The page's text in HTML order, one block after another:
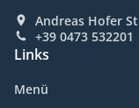
Andreas Hofer
+39 0473 532201
Links
Menü